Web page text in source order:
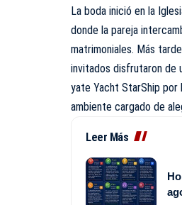
La boda inició en la
donde la pareja
matrimoniales. Más
invitados disfrutaron de
yate Yacht StarShip por
ambiente cargado de
Leer Más